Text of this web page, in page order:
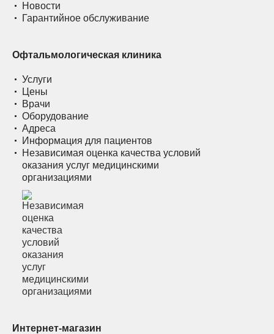
Новости
Гарантийное обслуживание
Офтальмологическая клиника
Услуги
Цены
Врачи
Оборудование
Адреса
Информация для пациентов
Независимая оценка качества условий
оказания услуг медицинскими
организациями
Интернет-магазин